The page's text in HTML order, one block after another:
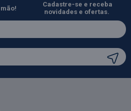
Cadastre-se e receba
novidades e ofertas.